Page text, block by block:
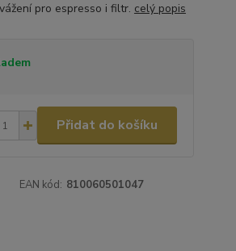
pro espresso i filtr. celý popis
Přidat do košíku
EAN kód: 810060501047